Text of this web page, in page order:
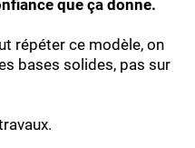
que ça donne.
répéter ce modèle, on
bases solides, pas sur